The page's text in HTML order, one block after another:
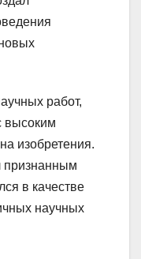
работ,
высоким
изобретения.
признанным
в качестве
научных